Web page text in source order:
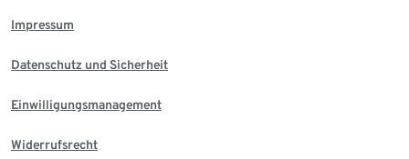
Impressum
Datenschutz und Sicherheit
Einwilligungsmanagement
Widerrufsrecht